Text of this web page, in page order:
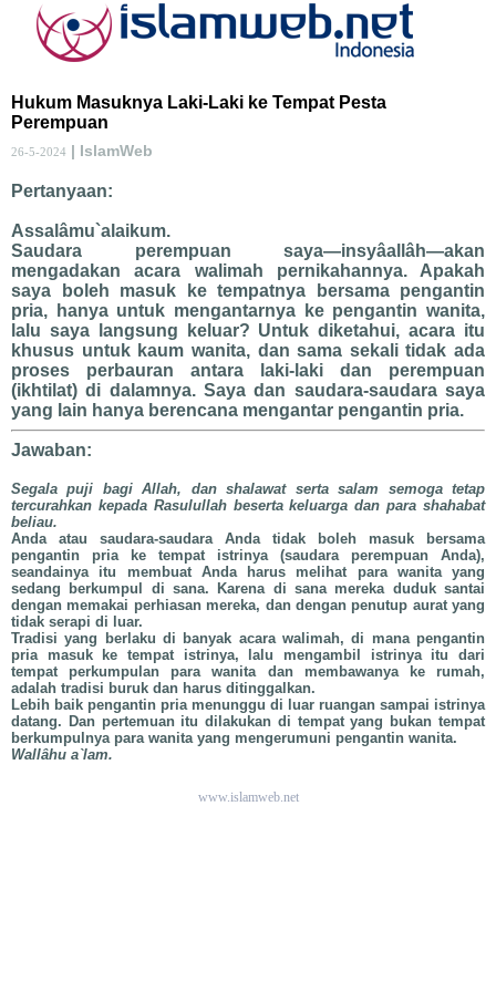
Hukum Masuknya Laki-Laki ke Tempat Pesta
Perempuan
26-5-2024 | IslamWeb
Pertanyaan:
Assalâmu`alaikum.
Saudara perempuan saya—insyâallâh—akan
mengadakan acara walimah pernikahannya. Apakah
saya boleh masuk ke tempatnya bersama pengantin
pria, hanya untuk mengantarnya ke pengantin wanita,
lalu saya langsung keluar? Untuk diketahui, acara itu
khusus untuk kaum wanita, dan sama sekali tidak ada
proses perbauran antara laki-laki dan perempuan
(ikhtilat) di dalamnya. Saya dan saudara-saudara saya
yang lain hanya berencana mengantar pengantin pria.
Jawaban:
Segala puji bagi Allah, dan shalawat serta salam semoga tetap
tercurahkan kepada Rasulullah beserta keluarga dan para shahabat
beliau.
Anda atau saudara-saudara Anda tidak boleh masuk bersama
pengantin pria ke tempat istrinya (saudara perempuan Anda),
seandainya itu membuat Anda harus melihat para wanita yang
sedang berkumpul di sana. Karena di sana mereka duduk santai
dengan memakai perhiasan mereka, dan dengan penutup aurat yang
tidak serapi di luar.
Tradisi yang berlaku di banyak acara walimah, di mana pengantin
pria masuk ke tempat istrinya, lalu mengambil istrinya itu dari
tempat perkumpulan para wanita dan membawanya ke rumah,
adalah tradisi buruk dan harus ditinggalkan.
Lebih baik pengantin pria menunggu di luar ruangan sampai istrinya
datang. Dan pertemuan itu dilakukan di tempat yang bukan tempat
berkumpulnya para wanita yang mengerumuni pengantin wanita.
Wallâhu a`lam.
www.islamweb.net